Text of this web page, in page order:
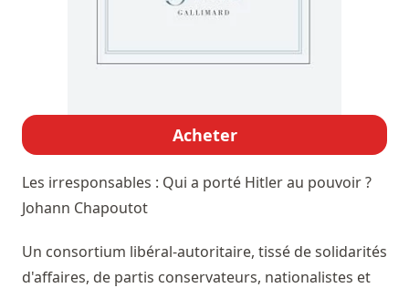
Acheter
Les irresponsables : Qui a porté Hitler au pouvoir ?
Johann Chapoutot
Un consortium libéral-autoritaire, tissé de solidarités
d'affaires, de partis conservateurs, nationalistes et